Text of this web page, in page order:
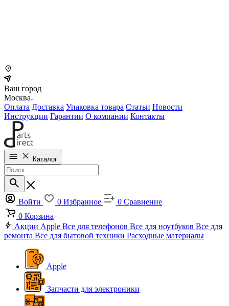
Ваш город
Москва
Оплата Доставка Упаковка товара Статьи Новости
Инструкции Гарантии О компании Контакты
Каталог
Войти 0 Избранное 0 Сравнение
0 Корзина
Акции Apple Все для телефонов Все для ноутбуков Все для
ремонта Все для бытовой техники Расходные материалы
Apple
Запчасти для электроники